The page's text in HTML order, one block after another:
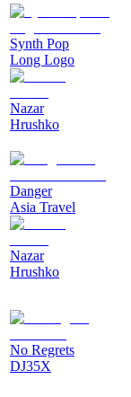
Synth Pop
Long Logo
Nazar
Hrushko
Danger
Asia Travel
Nazar
Hrushko
No Regrets
DJ35X